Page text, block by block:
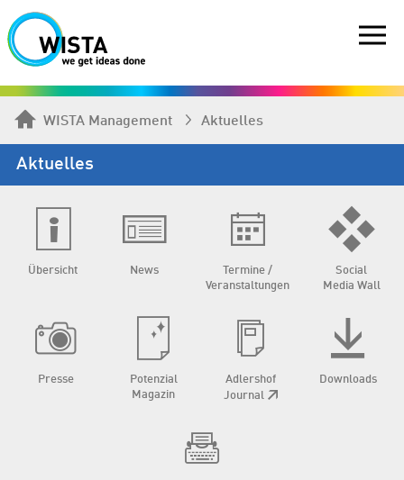
WISTA Management Aktuelles
Aktuelles
Übersicht News
Termine /
Veranstaltungen
Social
Media Wall
Presse
Potenzial
Magazin
Adlershof
Journal
Downloads